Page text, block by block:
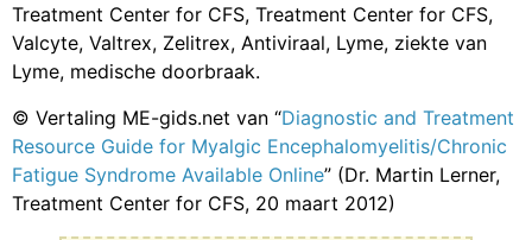
Treatment Center for CFS, Treatment Center for CFS,
Valcyte, Valtrex, Zelitrex, Antiviraal, Lyme, ziekte van
Lyme, medische doorbraak.
© Vertaling ME-gids.net van “Diagnostic and Treatment
Resource Guide for Myalgic Encephalomyelitis/Chronic
Fatigue Syndrome Available Online” (Dr. Martin Lerner,
Treatment Center for CFS, 20 maart 2012)